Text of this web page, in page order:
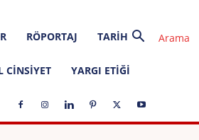
RÖPORTAJ TARIH
CINSIYET YARGI ETIĞI